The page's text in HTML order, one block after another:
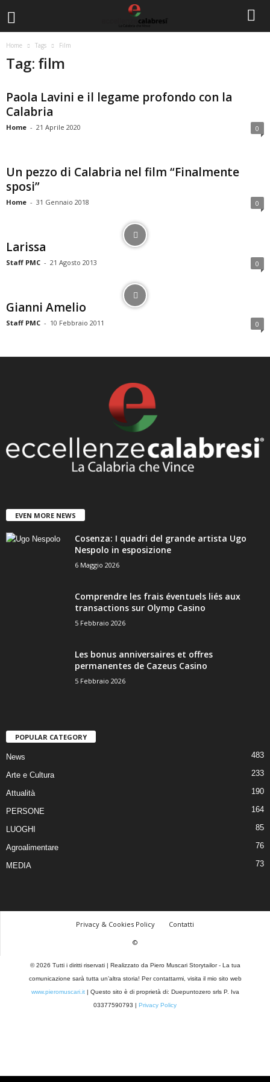
Home Tags Film
Tag: film
Paola Lavini e il legame profondo con la
Calabria
Home - 21 Aprile 2020 0
Un pezzo di Calabria nel film “Finalmente
sposi”
Home - 31 Gennaio 2018 0
Larissa
Staff PMC - 21 Agosto 2013 0
Gianni Amelio
Staff PMC - 10 Febbraio 2011 0
EVEN MORE NEWS
Cosenza: I quadri del grande artista Ugo
Nespolo in esposizione
6 Maggio 2026
Comprendre les frais éventuels liés aux
transactions sur Olymp Casino
5 Febbraio 2026
Les bonus anniversaires et offres
permanentes de Cazeus Casino
5 Febbraio 2026
POPULAR CATEGORY
News 483
Arte e Cultura 233
Attualità 190
PERSONE 164
LUOGHI 85
Agroalimentare 76
MEDIA 73
Privacy & Cookies Policy
Contatti
©
© 2026 Tutti i diritti riservati | Realizzato da Piero Muscari Storytailor - La tua
comunicazione sarà tutta un’altra storia! Per contattarmi, visita il mio sito web
www.pieromuscari.it| Questo sito è di proprietà di: Duepuntozero srls P. Iva
03377590793 | Privacy Policy